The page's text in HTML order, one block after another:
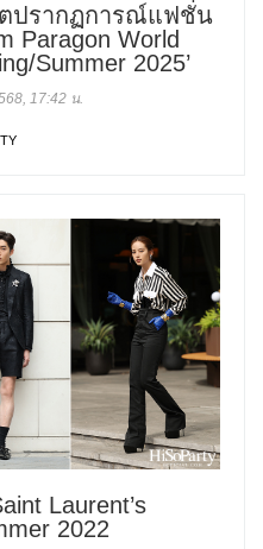
ปรากฏการณ์แฟชั่น
Paragon World
Summer 2025’
17:42 น.
Laurent’s
2022